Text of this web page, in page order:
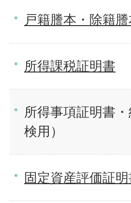
戸籍謄本・除籍
所得課税証明書
所得事項証明書
検用）
固定資産評価証